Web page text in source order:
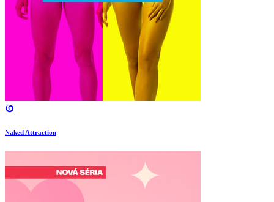
Naked Attraction